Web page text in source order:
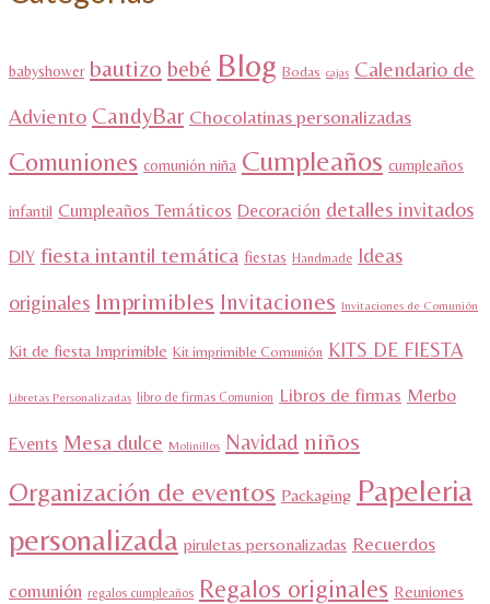
babyshower bautizo bebé Blog Bodas cajas Calendario de
Adviento CandyBar Chocolatinas personalizadas
Comuniones comunión niña Cumpleaños cumpleaños
infantil Cumpleaños Temáticos Decoración detalles invitados
DIY fiesta intantil temática fiestas Handmade Ideas
originales Imprimibles Invitaciones Invitaciones de Comunión
Kit de fiesta Imprimible Kit imprimible Comunión KITS DE FIESTA
Libretas Personalizadas libro de firmas Comunion Libros de firmas Merbo
Events Mesa dulce Molinillos Navidad niños
Organización de eventos Packaging Papeleria
personalizada piruletas personalizadas Recuerdos
comunión regalos cumpleaños Regalos originales Reuniones